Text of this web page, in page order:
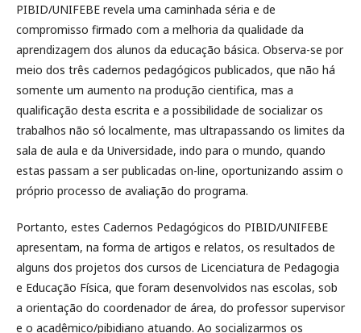
PIBID/UNIFEBE revela uma caminhada séria e de
compromisso firmado com a melhoria da qualidade da
aprendizagem dos alunos da educação básica. Observa-se por
meio dos três cadernos pedagógicos publicados, que não há
somente um aumento na produção cientifica, mas a
qualificação desta escrita e a possibilidade de socializar os
trabalhos não só localmente, mas ultrapassando os limites da
sala de aula e da Universidade, indo para o mundo, quando
estas passam a ser publicadas on-line, oportunizando assim o
próprio processo de avaliação do programa.
Portanto, estes Cadernos Pedagógicos do PIBID/UNIFEBE
apresentam, na forma de artigos e relatos, os resultados de
alguns dos projetos dos cursos de Licenciatura de Pedagogia
e Educação Física, que foram desenvolvidos nas escolas, sob
a orientação do coordenador de área, do professor supervisor
e o acadêmico/pibidiano atuando. Ao socializarmos os